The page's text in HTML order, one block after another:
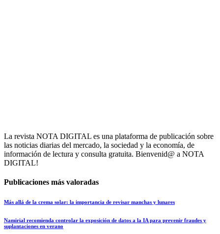
La revista NOTA DIGITAL es una plataforma de publicación sobre
las noticias diarias del mercado, la sociedad y la economía, de
información de lectura y consulta gratuita. Bienvenid@ a NOTA
DIGITAL!
Publicaciones más valoradas
Más allá de la crema solar: la importancia de revisar manchas y lunares
Namirial recomienda controlar la exposición de datos a la IA para prevenir fraudes y
suplantaciones en verano